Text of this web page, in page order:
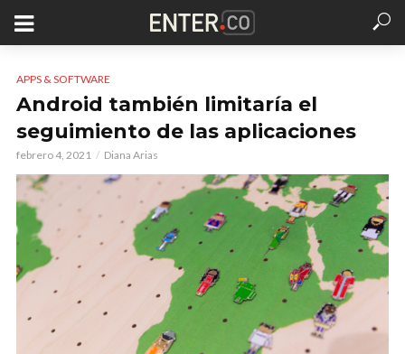
APPS & SOFTWARE
Android también limitaría el
seguimiento de las aplicaciones
febrero 4, 2021 Diana Arias